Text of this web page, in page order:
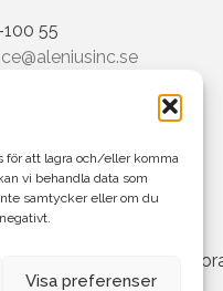
för att lagra och/eller komma
vi behandla data som
samtycker eller om du
Visa preferenser
55
Agnetha Alenius